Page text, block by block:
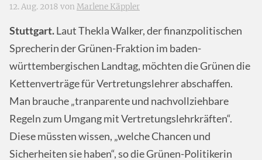
12. Aug. 2018 von Marlene Käppler
Stuttgart.Laut Thekla Walker, der finanzpolitischen
Sprecherin der Grünen-Fraktion im baden-
württembergischen Landtag, möchten die Grünen die
Kettenverträge für Vertretungslehrer abschaffen.
Man brauche „tranparente und nachvollziehbare
Regeln zum Umgang mit Vertretungslehrkräften“.
Diese müssten wissen, „welche Chancen und
Sicherheiten sie haben“, so die Grünen-Politikerin